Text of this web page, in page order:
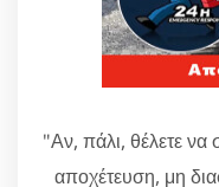
"Αν, πάλι, θέλετε
αποχέτευση, μη